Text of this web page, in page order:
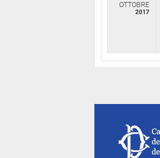
OTTOBRE
2017